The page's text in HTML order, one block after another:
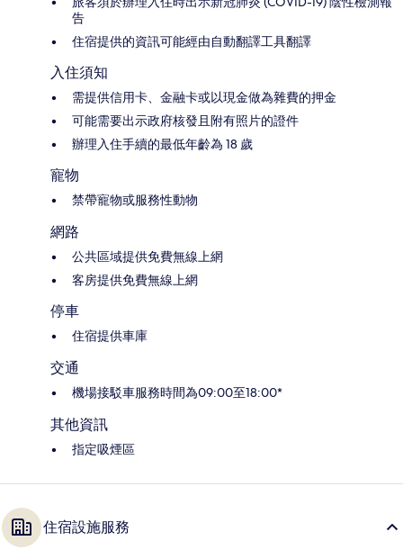
告
住宿提供的資訊可能經由自動翻譯工具翻譯
入住須知
需提供信用卡、金融卡或以現金做為雜費的押金
可能需要出示政府核發且附有照片的證件
辦理入住手續的最低年齡為 18 歲
寵物
禁帶寵物或服務性動物
網路
公共區域提供免費無線上網
客房提供免費無線上網
停車
住宿提供車庫
交通
機場接駁車服務時間為09:00至18:00*
其他資訊
指定吸煙區
住宿設施服務